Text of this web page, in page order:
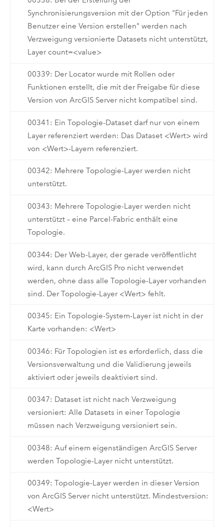
Synchronisierungsversion mit der Option "Für jeden
Benutzer eine Version erstellen" werden nach
Verzweigung versionierte Datasets nicht unterstützt,
Layer count=<value>
00339: Der Locator wurde mit Rollen oder
Funktionen erstellt, die mit der Freigabe für diese
Version von ArcGIS Server nicht kompatibel sind.
00341: Ein Topologie-Dataset darf nur von einem
Layer referenziert werden: Das Dataset <Wert> wird
von <Wert>-Layern referenziert.
00342: Mehrere Topologie-Layer werden nicht
unterstützt.
00343: Mehrere Topologie-Layer werden nicht
unterstützt – eine Parcel-Fabric enthält eine
Topologie.
00344: Der Web-Layer, der gerade veröffentlicht
wird, kann durch ArcGIS Pro nicht verwendet
werden, ohne dass alle Topologie-Layer vorhanden
sind. Der Topologie-Layer <Wert> fehlt.
00345: Ein Topologie-System-Layer ist nicht in der
Karte vorhanden: <Wert>
00346: Für Topologien ist es erforderlich, dass die
Versionsverwaltung und die Validierung jeweils
aktiviert oder jeweils deaktiviert sind.
00347: Dataset ist nicht nach Verzweigung
versioniert: Alle Datasets in einer Topologie
müssen nach Verzweigung versioniert sein.
00348: Auf einem eigenständigen ArcGIS Server
werden Topologie-Layer nicht unterstützt.
00349: Topologie-Layer werden in dieser Version
von ArcGIS Server nicht unterstützt. Mindestversion:
<Wert>